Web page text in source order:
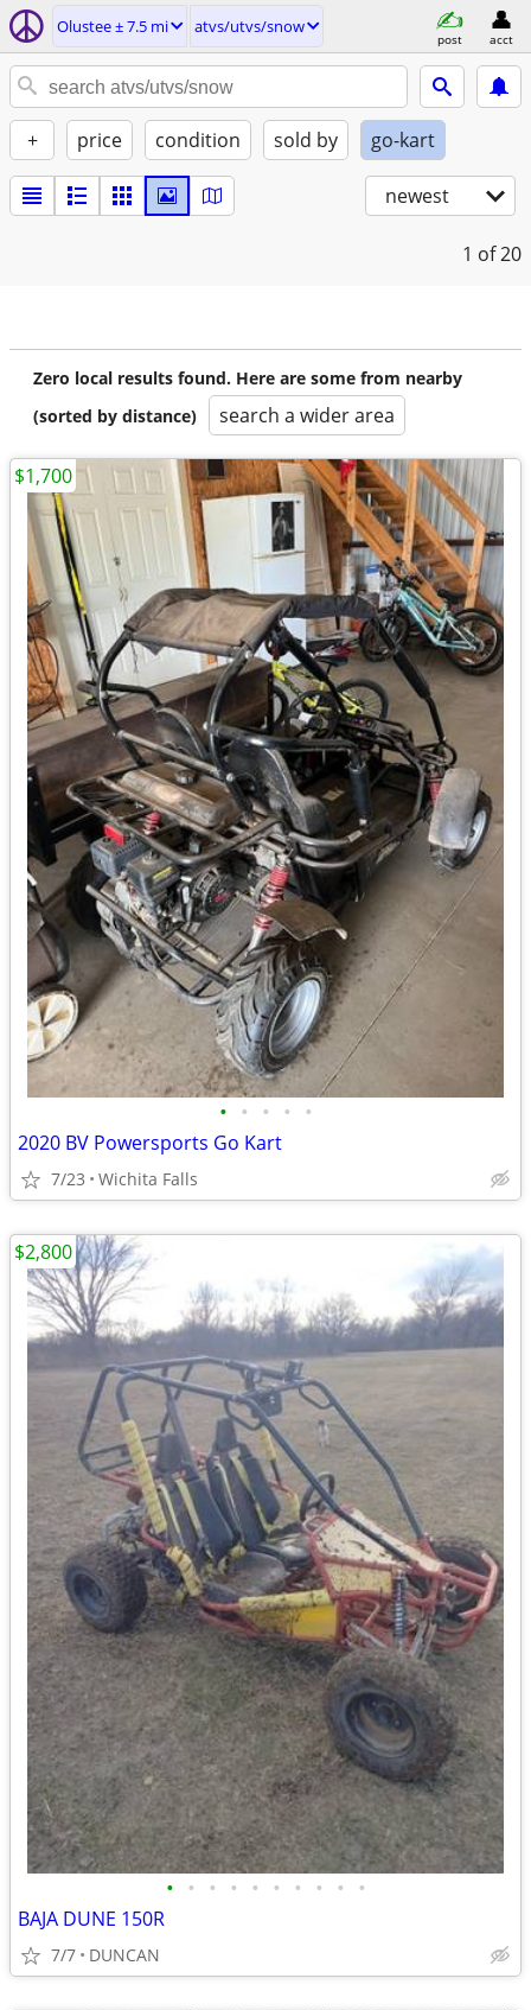
Olustee ± 7.5 mi atvs/utvs/snow
post acct
+ price condition sold by go-kart
newest
1 of 20
Zero local results found. Here are some from nearby
(sorted by distance)
search a wider area
• • • • •
2020 BV Powersports Go Kart
7/23 Wichita Falls
$1,700
• • • • • • • • • •
BAJA DUNE 150R
7/7 DUNCAN
$2,800